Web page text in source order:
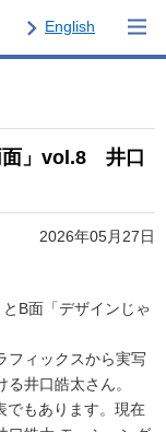
English
面」vol.8 井口
2026年05月27日
B面「デザインじゃ
フィックスから実写
井口皓太さん。
でもあります。現在